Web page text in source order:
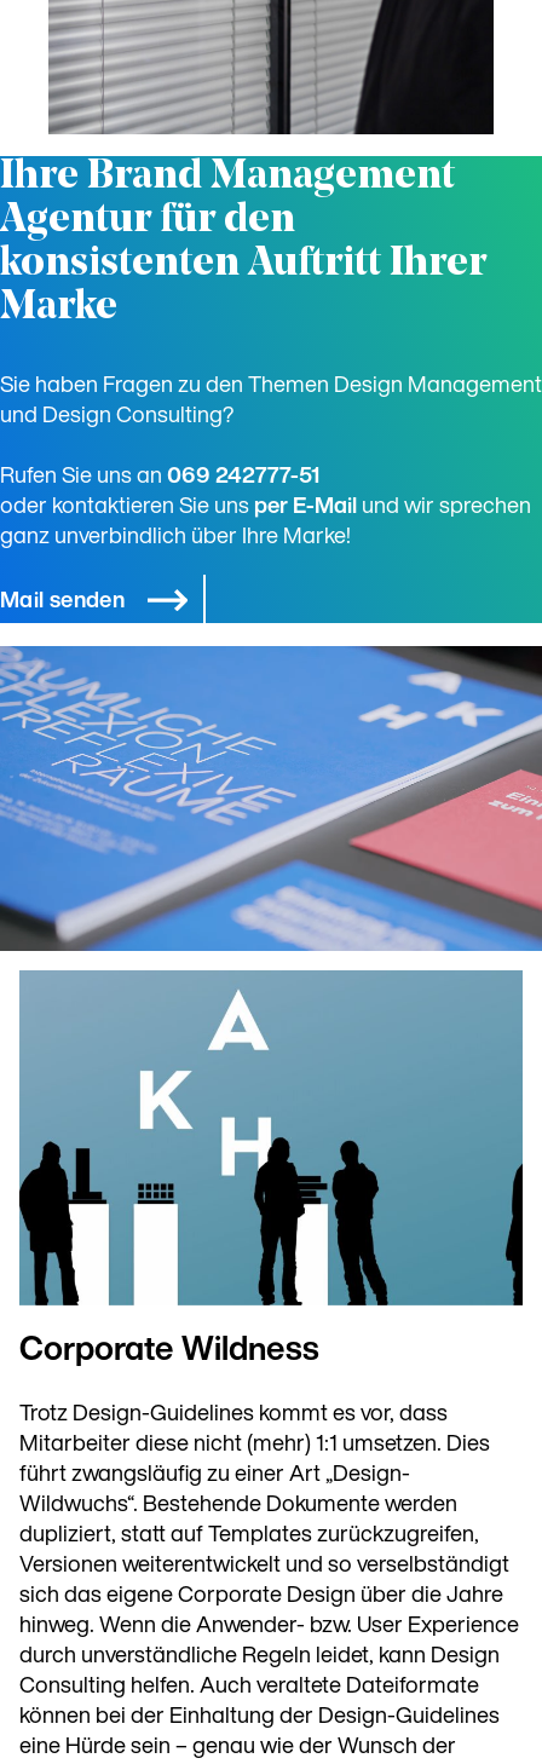
Ihre Brand Management
Agentur für den
konsistenten Auftritt Ihrer
Marke
Sie haben Fragen zu den Themen Design Management
und Design Consulting?
Rufen Sie uns an ­069 242777-51
oder kontaktieren Sie uns ­per E-Mail und wir sprechen
ganz unverbindlich über Ihre Marke!
Mail senden
Corporate Wildness
Trotz Design-Guidelines kommt es vor, dass
Mitarbeiter diese nicht (mehr) 1:1 umsetzen. Dies
führt zwangsläufig zu einer Art „Design-
Wildwuchs“. Bestehende Dokumente werden
dupliziert, statt auf Templates zurückzugreifen,
Versionen weiterentwickelt und so verselbständigt
sich das eigene Corporate Design über die Jahre
hinweg. Wenn die Anwender- bzw. User Experience
durch unverständliche Regeln leidet, kann Design
Consulting helfen. Auch veraltete Dateiformate
können bei der Einhaltung der Design-Guidelines
eine Hürde sein – genau wie der Wunsch der